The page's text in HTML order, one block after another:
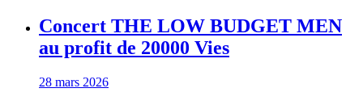
Concert THE LOW BUDGET MEN
au profit de 20000 Vies
28 mars 2026